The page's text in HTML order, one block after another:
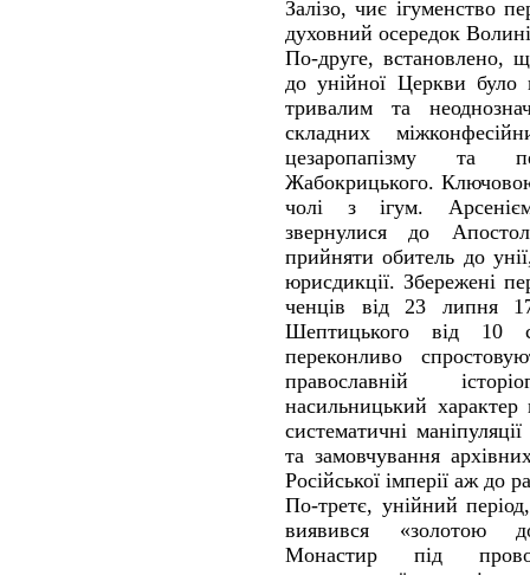
Залізо, чиє ігуменство
духовний осередок
По-друге, встановлено,
до унійної Церкви було
тривалим та
складних
цезаропапізму та
Жабокрицького.
чолі з ігум.
звернулися до
прийняти обитель до
юрисдикції. Збережені
ченців від 23 липня
Шептицького від
переконливо
православній
насильницький характер
систематичні
та замовчування
Російської імперії аж до
По-третє, унійний
виявився «золотою
Монастир під